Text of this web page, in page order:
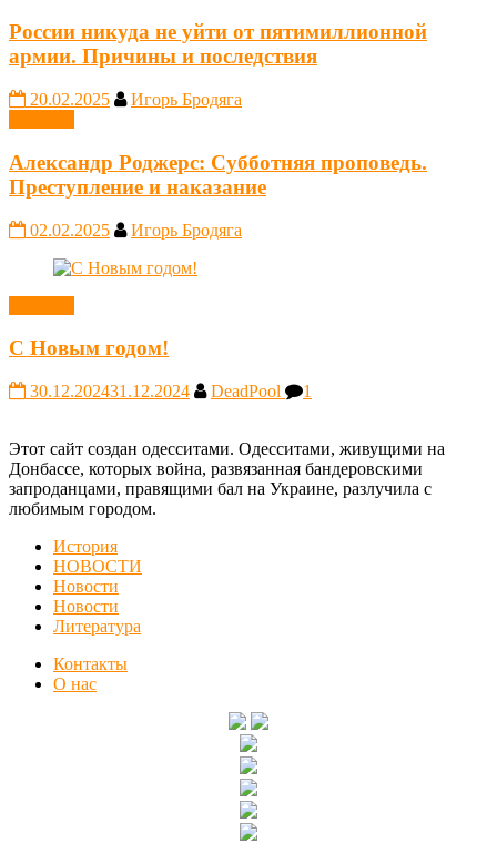
России никуда не уйти от пятимиллионной
армии. Причины и последствия
20.02.2025
Игорь Бродяга
Александр Роджерс: Субботняя проповедь.
Преступление и наказание
02.02.2025 Игорь Бродяга
С Новым годом!
30.12.202431.12.2024 DeadPool 1
Этот сайт создан одесситами. Одесситами, живущими на
Донбассе, которых война, развязанная бандеровскими
запроданцами, правящими бал на Украине, разлучила с
любимым городом.
История
НОВОСТИ
Новости
Новости
Литература
Контакты
О нас